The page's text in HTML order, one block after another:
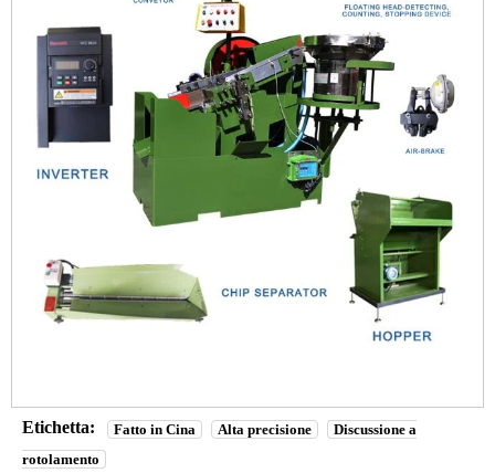
Etichetta: Fatto in Cina Alta precisione
Discussione a
rotolamento